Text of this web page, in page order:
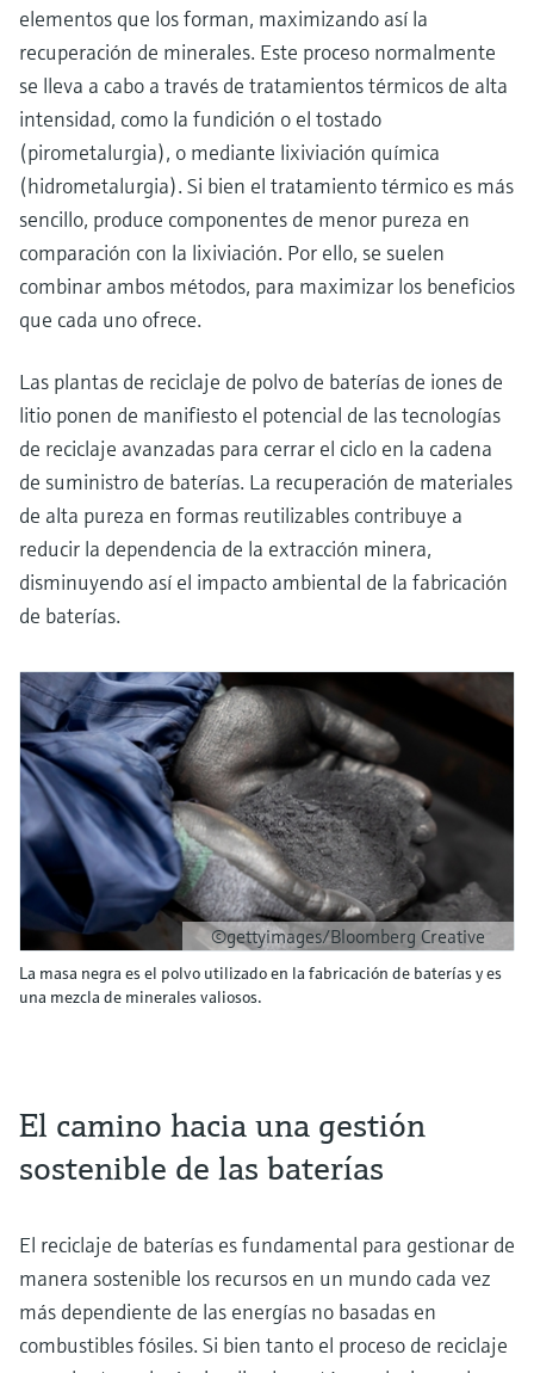
elementos que los forman, maximizando así la
recuperación de minerales. Este proceso normalmente
se lleva a cabo a través de tratamientos térmicos de alta
intensidad, como la fundición o el tostado
(pirometalurgia), o mediante lixiviación química
(hidrometalurgia). Si bien el tratamiento térmico es más
sencillo, produce componentes de menor pureza en
comparación con la lixiviación. Por ello, se suelen
combinar ambos métodos, para maximizar los beneficios
que cada uno ofrece.
Las plantas de reciclaje de polvo de baterías de iones de
litio ponen de manifiesto el potencial de las tecnologías
de reciclaje avanzadas para cerrar el ciclo en la cadena
de suministro de baterías. La recuperación de materiales
de alta pureza en formas reutilizables contribuye a
reducir la dependencia de la extracción minera,
disminuyendo así el impacto ambiental de la fabricación
de baterías.
©gettyimages/Bloomberg Creative
La masa negra es el polvo utilizado en la fabricación de baterías y es
una mezcla de minerales valiosos.
El camino hacia una gestión
sostenible de las baterías
El reciclaje de baterías es fundamental para gestionar de
manera sostenible los recursos en un mundo cada vez
más dependiente de las energías no basadas en
combustibles fósiles. Si bien tanto el proceso de reciclaje